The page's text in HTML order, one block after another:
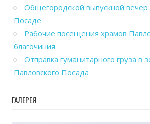
Общегородской выпускной вечер
Посаде
Рабочие посещения храмов
благочиния
Отправка гуманитарного груза в
Павловского Посада
ГАЛЕРЕЯ